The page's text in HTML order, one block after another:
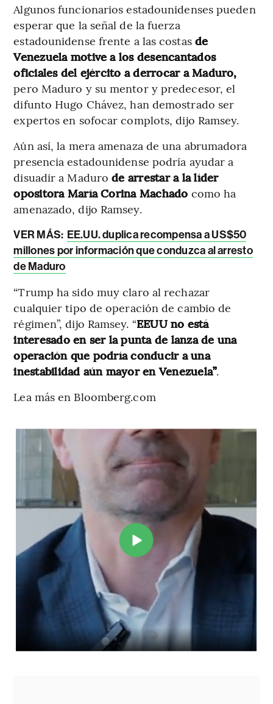
Algunos funcionarios estadounidenses pueden
esperar que la señal de la fuerza
estadounidense frente a las costas de
Venezuela motive a los desencantados
oficiales del ejército a derrocar a Maduro,
pero Maduro y su mentor y predecesor, el
difunto Hugo Chávez, han demostrado ser
expertos en sofocar complots, dijo Ramsey.
Aún así, la mera amenaza de una abrumadora
presencia estadounidense podría ayudar a
disuadir a Madurode arrestar a la líder
opositora María Corina Machado como ha
amenazado, dijo Ramsey.
VER MÁS: EE.UU. duplica recompensa a US$50
millones por información que conduzca al arresto
de Maduro
“Trump ha sido muy claro al rechazar
cualquier tipo de operación de cambio de
régimen”, dijo Ramsey. “EEUU no está
interesado en ser la punta de lanza de una
operación que podría conducir a una
inestabilidad aún mayor en Venezuela”.
Lea más en Bloomberg.com